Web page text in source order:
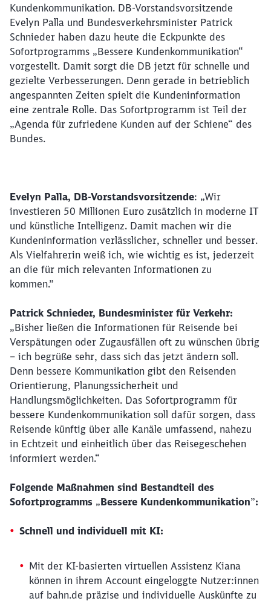
Kundenkommunikation. DB-Vorstandsvorsitzende
Evelyn Palla und Bundesverkehrsminister Patrick
Schnieder haben dazu heute die Eckpunkte des
Sofortprogramms „Bessere Kundenkommunikation“
vorgestellt. Damit sorgt die DB jetzt für schnelle und
gezielte Verbesserungen. Denn gerade in betrieblich
angespannten Zeiten spielt die Kundeninformation
eine zentrale Rolle. Das Sofortprogramm ist Teil der
„Agenda für zufriedene Kunden auf der Schiene“ des
Bundes.
Evelyn Palla, DB-Vorstandsvorsitzende: „Wir
investieren 50 Millionen Euro zusätzlich in moderne IT
und künstliche Intelligenz. Damit machen wir die
Kundeninformation verlässlicher, schneller und besser.
Als Vielfahrerin weiß ich, wie wichtig es ist, jederzeit
an die für mich relevanten Informationen zu
kommen.”
Patrick Schnieder, Bundesminister für Verkehr:
„Bisher ließen die Informationen für Reisende bei
Verspätungen oder Zugausfällen oft zu wünschen übrig
– ich begrüße sehr, dass sich das jetzt ändern soll.
Denn bessere Kommunikation gibt den Reisenden
Orientierung, Planungssicherheit und
Handlungsmöglichkeiten. Das Sofortprogramm für
bessere Kundenkommunikation soll dafür sorgen, dass
Reisende künftig über alle Kanäle umfassend, nahezu
in Echtzeit und einheitlich über das Reisegeschehen
informiert werden.“
Folgende Maßnahmen sind Bestandteil des
Sofortprogramms „Bessere Kundenkommunikation”:
Schnell und individuell mit KI:
Mit der KI-basierten virtuellen Assistenz Kiana
können in ihrem Account eingeloggte Nutzer:innen
auf bahn.de präzise und individuelle Auskünfte zu